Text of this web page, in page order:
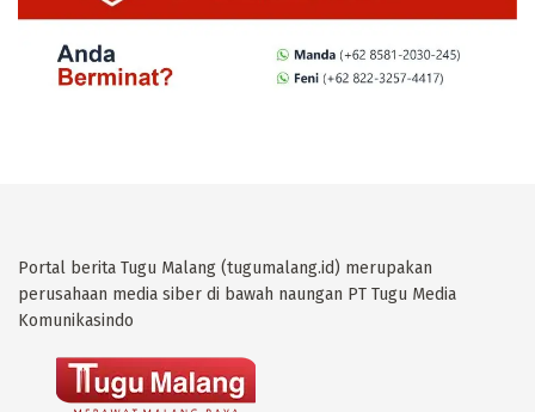
Portal berita Tugu Malang (tugumalang.id) merupakan
perusahaan media siber di bawah naungan PT Tugu Media
Komunikasindo